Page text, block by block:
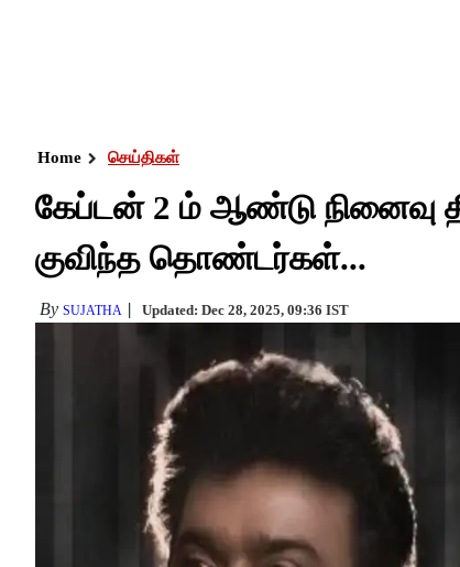
Home செய்திகள்
கேப்டன் 2 ம் ஆண்டு நினைவு
குவிந்த தொண்டர்கள்...
By SUJATHA Updated: Dec 28, 2025, 09:36 IST